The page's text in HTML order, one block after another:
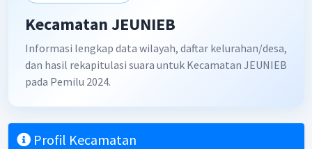
Kecamatan JEUNIEB
Informasi lengkap data wilayah, daftar kelurahan/desa,
dan hasil rekapitulasi suara untuk Kecamatan JEUNIEB
pada Pemilu 2024.
Profil Kecamatan